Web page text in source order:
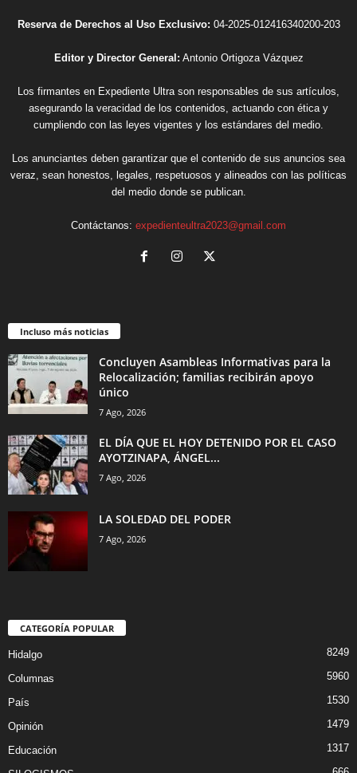
Reserva de Derechos al Uso Exclusivo: 04-2025-012416340200-203
Editor y Director General: Antonio Ortigoza Vázquez
Los firmantes en Expediente Ultra son responsables de sus artículos,
asegurando la veracidad de los contenidos, actuando con ética y
cumpliendo con las leyes vigentes y los estándares del medio.
Los anunciantes deben garantizar que el contenido de sus anuncios sea
veraz, sean honestos, legales, respetuosos y alineados con las políticas
del medio donde se publican.
Contáctanos: expedienteultra2023@gmail.com
Incluso más noticias
Concluyen Asambleas Informativas para la
Relocalización; familias recibirán apoyo
único
7 Ago, 2026
EL DÍA QUE EL HOY DETENIDO POR EL CASO
AYOTZINAPA, ÁNGEL...
7 Ago, 2026
LA SOLEDAD DEL PODER
7 Ago, 2026
CATEGORÍA POPULAR
Hidalgo 8249
Columnas 5960
País 1530
Opinión 1479
Educación 1317